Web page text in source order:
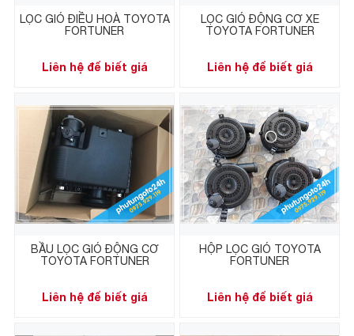
LỌC GIÓ ĐIỀU HOÀ TOYOTA
FORTUNER
Liên hệ để biết giá
LỌC GIÓ ĐỘNG CƠ XE
TOYOTA FORTUNER
Liên hệ để biết giá
BẦU LỌC GIÓ ĐỘNG CƠ
TOYOTA FORTUNER
Liên hệ để biết giá
HỘP LỌC GIÓ TOYOTA
FORTUNER
Liên hệ để biết giá